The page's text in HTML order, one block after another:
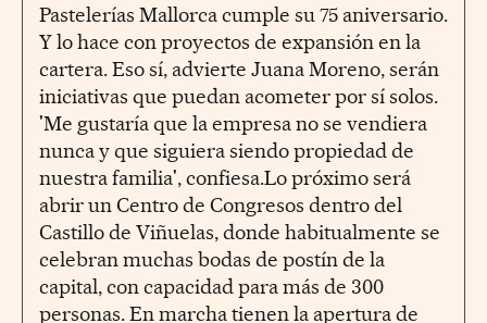
Pastelerías Mallorca cumple su 75 aniversario.
Y lo hace con proyectos de expansión en la
cartera. Eso sí, advierte Juana Moreno, serán
iniciativas que puedan acometer por sí solos.
'Me gustaría que la empresa no se vendiera
nunca y que siguiera siendo propiedad de
nuestra familia', confiesa.Lo próximo será
abrir un Centro de Congresos dentro del
Castillo de Viñuelas, donde habitualmente se
celebran muchas bodas de postín de la
capital, con capacidad para más de 300
personas. En marcha tienen la apertura de